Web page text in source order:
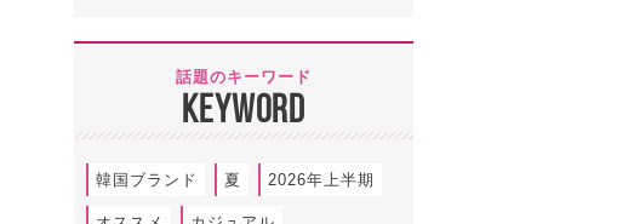
話題のキーワード
KEYWORD
韓国ブランド 夏 2026年上半期